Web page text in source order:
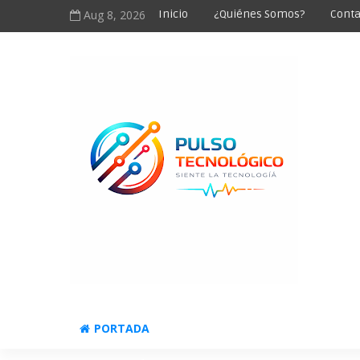
Aug 8, 2026 Inicio ¿Quiénes Somos?
PORTADA